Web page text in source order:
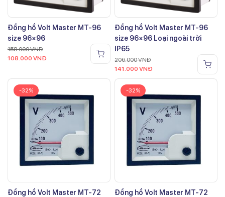
Đồng hồ Volt Master MT-96
size 96×96
158.000VNĐ
108.000 VNĐ
Đồng hồ Volt Master MT-96
size 96×96 Loại ngoài trời
IP65
206.000VNĐ
141.000 VNĐ
-32%
Đồng hồ Volt Master MT-72
-32%
Đồng hồ Volt Master MT-72